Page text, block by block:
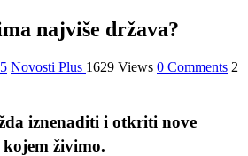
najviše država?
Novosti Plus 1629 Views 0 Comments 2
iznenaditi i otkriti nove
živimo.